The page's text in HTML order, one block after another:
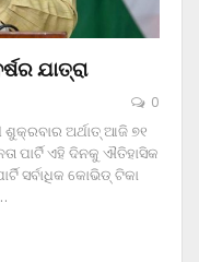
ଯାତ୍ରା
0
ଅର୍ଥାତ୍ ଆଜି ୭୧
ପାର୍ଟି ଏହି ଦିନକୁ ଐତିହାସିକ
ସର୍ବାଧିକ କୋଭିଡ୍ ଟିକା